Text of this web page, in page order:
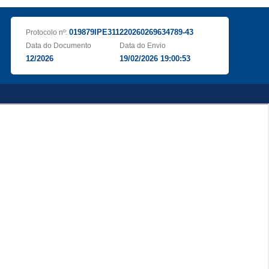
Protocolo nº: 019879IPE311220260269634789-43
Data do Documento
12/2026
Data do Envio
19/02/2026 19:00:53